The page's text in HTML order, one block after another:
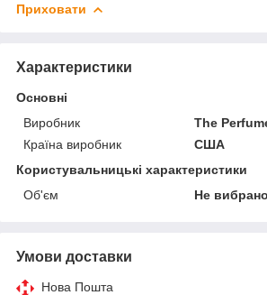
Приховати
Характеристики
Основні
Виробник
The
Країна виробник
США
Користувальницькі характеристики
Об'єм
Не вибрано
Умови доставки
Нова Пошта